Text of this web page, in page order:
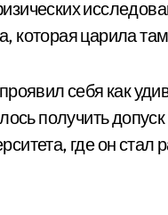
которая царила
себя как
получить
где он стал